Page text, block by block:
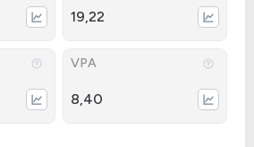
19,22
VPA
8,40